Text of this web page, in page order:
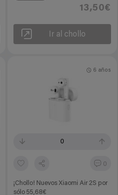
13,50€
Ir al chollo
0
0
¡Chollo! Nuevos Xiaomi Air 2S por
sólo 55,68€
6 años